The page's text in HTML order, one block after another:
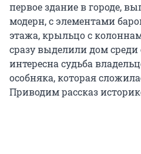
первое здание в городе,
модерн, с элементами
этажа, крыльцо с
сразу выделили дом
интересна судьба
особняка, которая
Приводим рассказ